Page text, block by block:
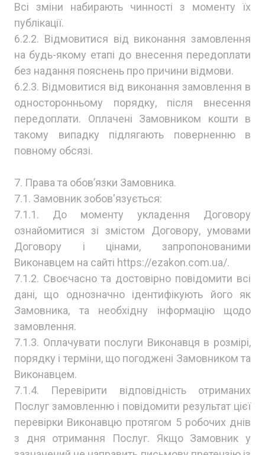
Всі зміни набирають чинності з моменту їх
публікації.
6.2.2. Відмовитися від виконання замовлення
на будь-якому етапі до внесення передоплати
без надання пояснень про причини відмови.
6.2.3. Відмовитися від виконання замовлення в
односторонньому порядку, після внесення
передоплати. Оплачені Замовником кошти в
такому випадку підлягають поверненню в
повному обсязі.
7. Права та обов’язки Замовника.
7.1. Замовник зобов'язується:
7.1.1. До моменту укладення Договору
ознайомитися зі змістом Договору, умовами
Договору і цінами, запропонованими
Виконавцем на сайті https://ezakon.com.ua/.
7.1.2. Своєчасно та достовірно повідомити всі
дані, що однозначно ідентифікують його як
Замовника, та необхідну інформацію щодо
замовлення.
7.1.3. Оплачувати послуги Виконавця в розмірі,
порядку і терміни, що погоджені Замовником та
Виконавцем.
7.1.4. Перевірити відповідність отриманих
Послуг замовленню і повідомити результат цієї
перевірки Виконавцю протягом 5 робочих днів
з дня отримання Послуг. Якщо Замовник у